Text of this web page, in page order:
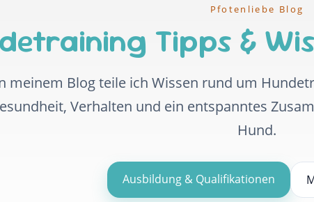
Pfotenliebe Blog
Tipps &
meinem Blog teile ich Wissen rund um
Verhalten und ein entspanntes
Hund.
Ausbildung & Qualifikationen